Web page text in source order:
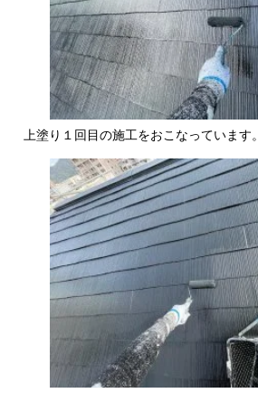
上塗り１回目の施工をおこなっています。